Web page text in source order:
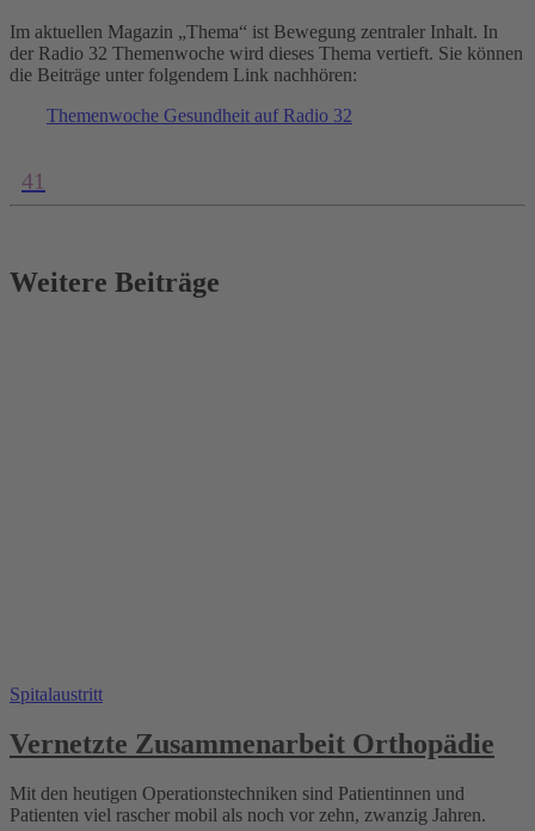
Im aktuellen Magazin „Thema“ ist Bewegung zentraler Inhalt. In
der Radio 32 Themenwoche wird dieses Thema vertieft. Sie können
die Beiträge unter folgendem Link nachhören:
Themenwoche Gesundheit auf Radio 32
41
Weitere Beiträge
Spitalaustritt
Vernetzte Zusammenarbeit Orthopädie
Mit den heutigen Operationstechniken sind Patientinnen und
Patienten viel rascher mobil als noch vor zehn, zwanzig Jahren.